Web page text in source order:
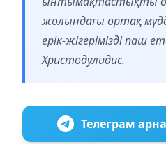
жолындағы ортақ
ерік-жігерімізді паш
Христодулидис.
Телеграм